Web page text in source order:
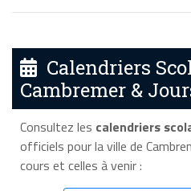
Calendriers
Cambremer &
Consultez les calendriers
officiels pour la ville de
cours et celles à venir :